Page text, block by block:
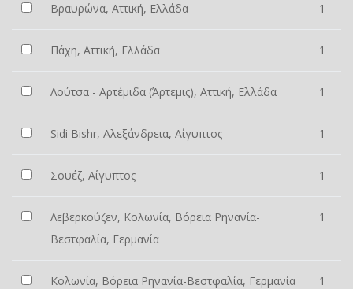
Βραυρώνα, Αττική, Ελλάδα 1
Πάχη, Αττική, Ελλάδα 1
Λούτσα - Αρτέμιδα (Άρτεμις), Αττική, Ελλάδα 1
Sidi Bishr, Αλεξάνδρεια, Αίγυπτος 1
Σουέζ, Αίγυπτος 1
Λεβερκούζεν, Κολωνία, Βόρεια Ρηνανία-
Βεστφαλία, Γερμανία
1
Κολωνία, Βόρεια Ρηνανία-Βεστφαλία, Γερμανία 1